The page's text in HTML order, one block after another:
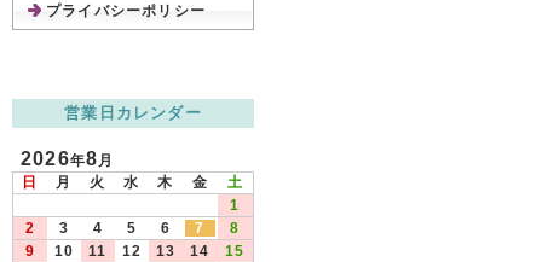
プライバシーポリシー
営業日カレンダー
2026年8月
日
月 火 水 木 金
土
1
2
3 4 5 6 7
8
9
10 11 12 13 14
15